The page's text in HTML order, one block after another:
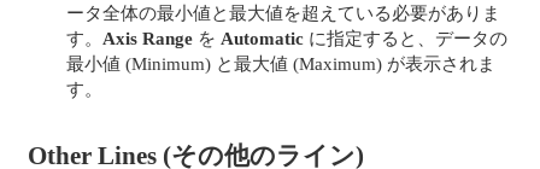
ータ全体の最小値と最大値を超えている必要がありま
す。 Axis Range を Automatic に指定すると、データの
最小値 (Minimum) と最大値 (Maximum) が表示されま
す。
Other Lines (その他のライン)